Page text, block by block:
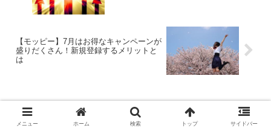
【モッピー】7月はお得なキャンペーンが
盛りだくさん！新規登録するメリットと
は
コメント
メニュー ホーム 検索 トップ サイドバー